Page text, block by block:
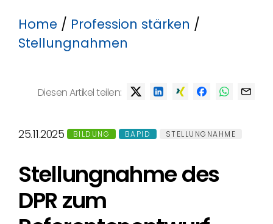
Home / Profession stärken /
Stellungnahmen
Diesen Artikel teilen:
25.11.2025 BILDUNG BAPID STELLUNGNAHME
Stellungnahme des
DPR zum